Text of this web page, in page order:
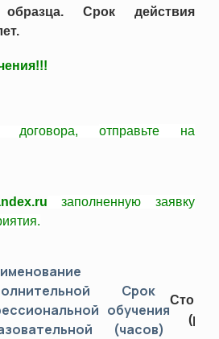
образца. Срок действия
договора, отправьте на
заполненную заявку
Срок
обучения
(часов)